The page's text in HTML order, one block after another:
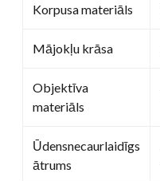
Korpusa materiāls
Mājokļu krāsa
Objektīva
materiāls
Ūdensnecaurlaidīgs
ātrums